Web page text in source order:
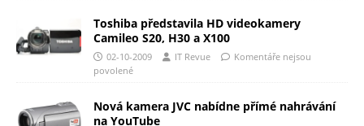
Toshiba představila HD videokamery
Camileo S20, H30 a X100
02-10-2009 IT Revue
Komentáře nejsou
povolené
Nová kamera JVC nabídne přímé nahrávání
na YouTube